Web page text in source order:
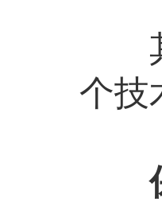
其
个技